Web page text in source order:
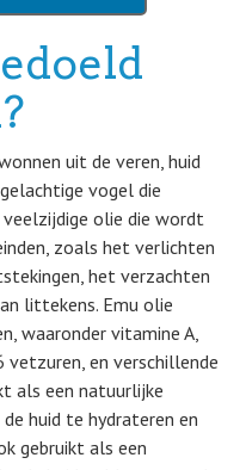
uit de veren, huid
vogel die
olie die wordt
zoals het verlichten
het verzachten
littekens. Emu olie
waaronder vitamine A,
en verschillende
als een natuurlijke
huid te hydrateren en
gebruikt als een